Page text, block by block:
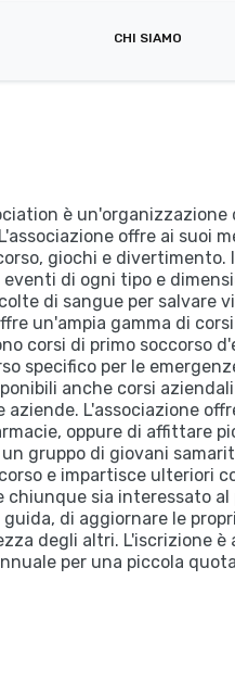
CHI SIAMO
è
offre ai suoi
giochi e divertimento.
di ogni tipo e
di sangue per salvare
un'ampia gamma di
corsi di primo soccorso
specifico per le
anche corsi
aziende. L'associazione
oppure di affittare
gruppo di giovani
e impartisce ulteriori
chiunque sia interessato
di aggiornare le
degli altri. L'iscrizione
per una piccola